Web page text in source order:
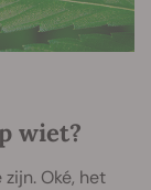
wiet?
Oké, het